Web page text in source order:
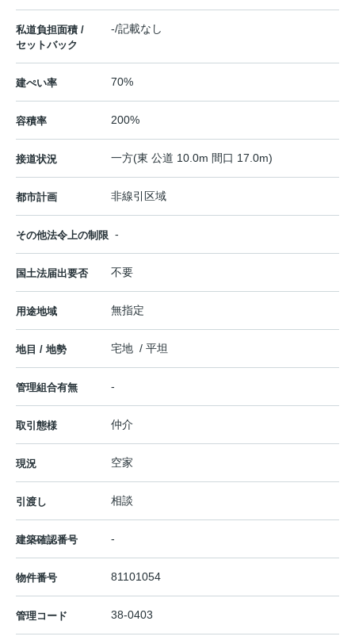
私道負担面積 /
セットバック
-/記載なし
建ぺい率 70%
容積率 200%
接道状況 一方(東 公道 10.0m 間口 17.0m)
都市計画 非線引区域
その他法令上の制限 -
国土法届出要否 不要
用途地域 無指定
地目 / 地勢 宅地 / 平坦
管理組合有無 -
取引態様 仲介
現況 空家
引渡し 相談
建築確認番号 -
物件番号 81101054
管理コード 38-0403